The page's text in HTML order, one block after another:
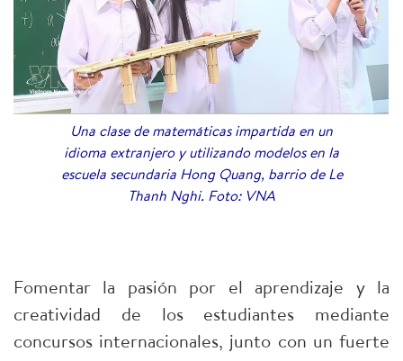
Una clase de matemáticas impartida en un
idioma extranjero y utilizando modelos en la
escuela secundaria Hong Quang, barrio de Le
Thanh Nghi. Foto: VNA
Fomentar la pasión por el aprendizaje y la
creatividad de los estudiantes mediante
concursos internacionales, junto con un fuerte